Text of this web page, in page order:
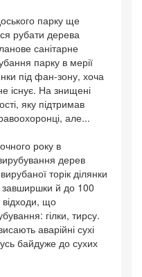
парку ще
рубати дерева
санітарне
парку в мерії
під фан-зону, хоча
існує. На знищені
яку підтримав
але...
року в
дерев
торік ділянки
завширшки й до 100
що
гілки, тирсу.
аварійні сухі
байдуже до сухих